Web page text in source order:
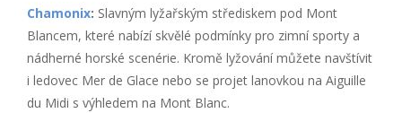
Chamonix: Slavným lyžařským střediskem pod Mont
Blancem, které nabízí skvělé podmínky pro zimní sporty a
nádherné horské scenérie. Kromě lyžování můžete navštívit
i ledovec Mer de Glace nebo se projet lanovkou na Aiguille
du Midi s výhledem na Mont Blanc.